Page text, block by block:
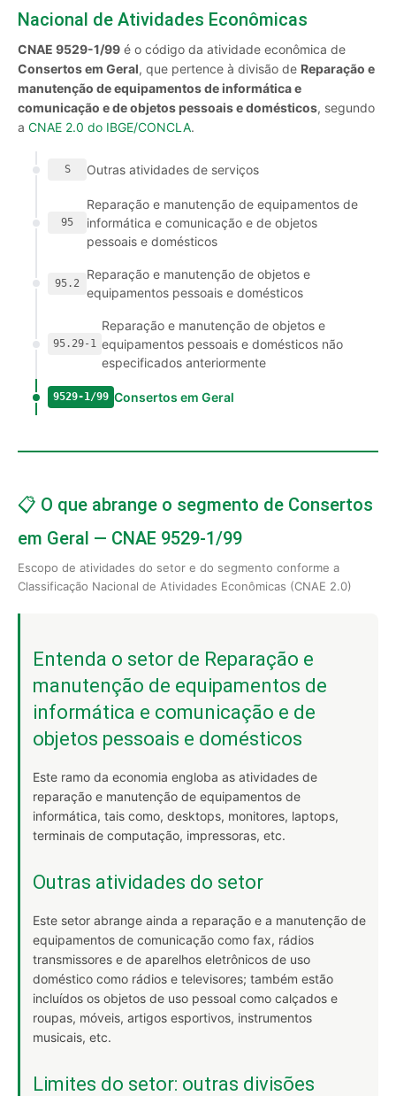
Nacional de Atividades Econômicas
CNAE 9529-1/99 é o código da atividade econômica de
Consertos em Geral, que pertence à divisão de Reparação e
manutenção de equipamentos de informática e
comunicação e de objetos pessoais e domésticos, segundo
a CNAE 2.0 do IBGE/CONCLA.
S Outras atividades de serviços
95
Reparação e manutenção de equipamentos de
informática e comunicação e de objetos
pessoais e domésticos
95.2
Reparação e manutenção de objetos e
equipamentos pessoais e domésticos
95.29-1
Reparação e manutenção de objetos e
equipamentos pessoais e domésticos não
especificados anteriormente
9529-1/99 Consertos em Geral
📋 O que abrange o segmento de Consertos
em Geral — CNAE 9529-1/99
Escopo de atividades do setor e do segmento conforme a
Classificação Nacional de Atividades Econômicas (CNAE 2.0)
Entenda o setor de Reparação e
manutenção de equipamentos de
informática e comunicação e de
objetos pessoais e domésticos
Este ramo da economia engloba as atividades de
reparação e manutenção de equipamentos de
informática, tais como, desktops, monitores, laptops,
terminais de computação, impressoras, etc.
Outras atividades do setor
Este setor abrange ainda a reparação e a manutenção de
equipamentos de comunicação como fax, rádios
transmissores e de aparelhos eletrônicos de uso
doméstico como rádios e televisores; também estão
incluídos os objetos de uso pessoal como calçados e
roupas, móveis, artigos esportivos, instrumentos
musicais, etc.
Limites do setor: outras divisões